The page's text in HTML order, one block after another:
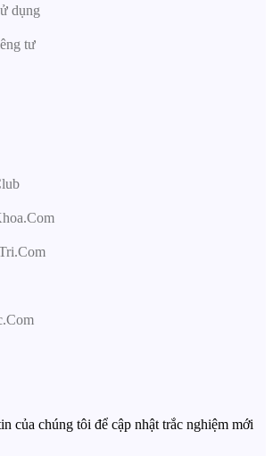
dụng
tư
của chúng tôi để cập nhật trắc nghiệm mới